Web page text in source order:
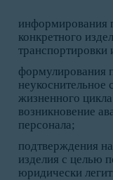
информирования
конкретного
транспортировки
формулирования
неукоснительное
жизненного
возникновение
персонала;
подтверждения
изделия с целью
юридически